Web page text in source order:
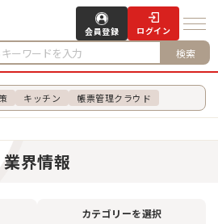
検索
会員登録 ログイン
キッチン 帳票管理クラウド
業界情報
カテゴリーを選択